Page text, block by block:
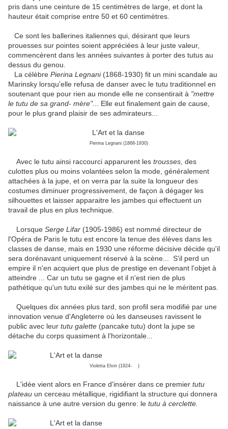
pris dans une ceinture de 15 centimètres de large, et dont la
hauteur était comprise entre 50 et 60 centimètres.
Ce sont les ballerines italiennes qui, désirant que leurs
prouesses sur pointes soient appréciées à leur juste valeur,
commencèrent dans les années suivantes à porter des tutus au
dessus du genou.
La célèbre Pierina Legnani(1868-1930) fit un mini scandale au
Marinsky lorsqu'elle refusa de danser avec le tutu traditionnel en
soutenant que pour rien au monde elle ne consentirait à "mettre
le tutu de sa grand- mère".
.. Elle eut finalement gain de cause,
pour le plus grand plaisir de ses admirateurs...
Pierina Legnani (1868-1930)
Avec le tutu ainsi raccourci apparurent les trousses, des
culottes plus ou moins volantées selon la mode, généralement
attachées à la jupe, et on verra par la suite la longueur des
costumes diminuer progressivement, de façon à dégager les
silhouettes et laisser apparaitre les jambes qui effectuent un
travail de plus en plus technique.
Lorsque Serge Lifar (1905-1986) est nommé directeur de
l'Opéra de Paris le tutu est encore la tenue des élèves dans les
classes de danse, mais en 1930 une réforme décisive décide qu'il
sera dorénavant uniquement réservé à la scène... S'il perd un
empire il n'en acquiert que plus de prestige en devenant l'objet à
atteindre ... Car un tutu se gagne et il n'est rien de plus
pathétique qu'un tutu exilé sur des jambes qui ne le méritent pas.
Quelques dix années plus tard, son profil sera modifié par une
innovation venue d'Angleterre où les danseuses ravissent le
public avec leur tutu galette (pancake tutu) dont la jupe se
détache du corps quasiment à l'horizontale...
Violetta Elvin (1924- )
L'idée vient alors en France d'insérer dans ce premier tutu
plateau un cerceau métallique, rigidifiant la structure qui donnera
naissance à une autre version du genre: le tutu à cerclette.